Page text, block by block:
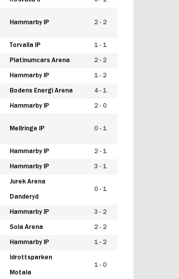
Hammarby IP 2 - 2
Torvalla IP 1 - 1
Platinumcars Arena 2 - 2
Hammarby IP 1 - 2
Bodens Energi Arena 4 - 1
Hammarby IP 2 - 0
Mellringe IP 0 - 1
Hammarby IP 2 - 1
Hammarby IP 3 - 1
Jurek Arena
Danderyd
0 - 1
Hammarby IP 3 - 2
Sola Arena 2 - 2
Hammarby IP 1 - 2
Idrottsparken
Motala
1 - 0